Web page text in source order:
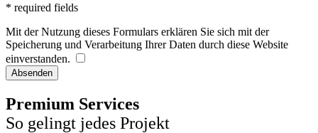
* required fields
Mit der Nutzung dieses Formulars erklären Sie sich mit der
Speicherung und Verarbeitung Ihrer Daten durch diese Website
einverstanden.
Absenden
Premium Services
So gelingt jedes Projekt